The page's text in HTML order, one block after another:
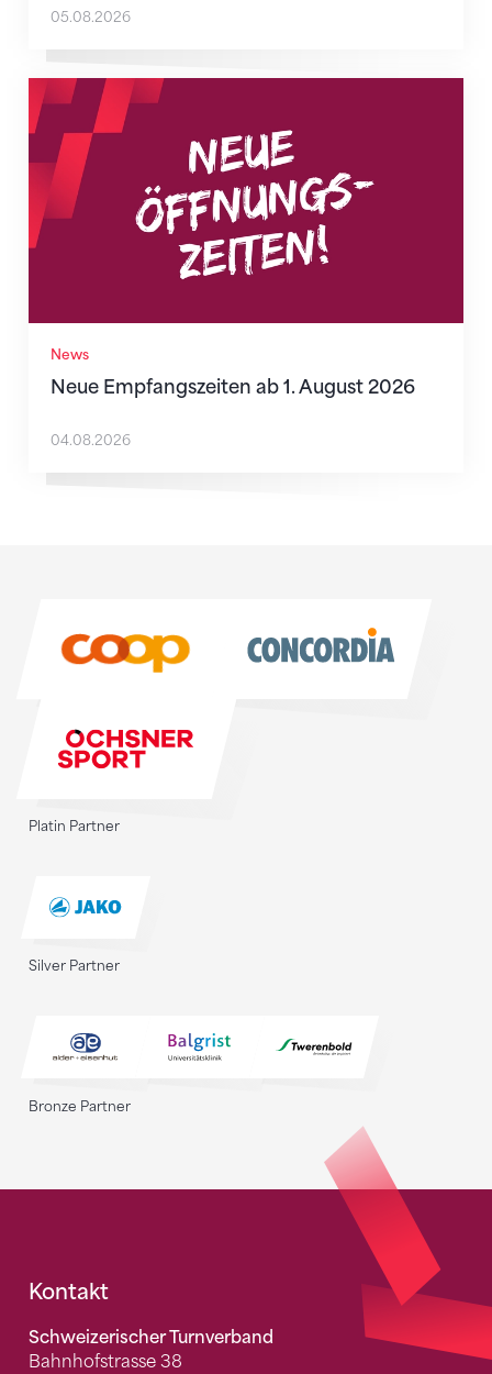
05.08.2026
News
Neue Empfangszeiten ab 1. August 2026
Neue Empfangszeiten ab 1. August 2026
04.08.2026
Platin Partner
Silver Partner
Bronze Partner
Fusszeile
Kontakt
Schweizerischer Turnverband
Bahnhofstrasse 38